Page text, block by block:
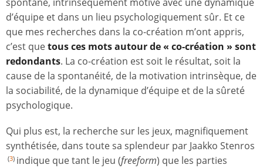
d’équipe et dans un lieu psychologiquement sûr. Et ce
que mes recherches dans la co-création m’ont appris,
c’est quetous ces mots autour de « co-création » sont
redondants. La co-création est soit le résultat, soit la
cause de la spontanéité, de la motivation intrinsèque, de
la sociabilité, de la dynamique d’équipe et de la sûreté
psychologique.
Qui plus est, la recherche sur les jeux, magnifiquement
synthétisée, dans toute sa splendeur par Jaakko Stenros
(3) indique que tant le jeu (freeform) que les parties